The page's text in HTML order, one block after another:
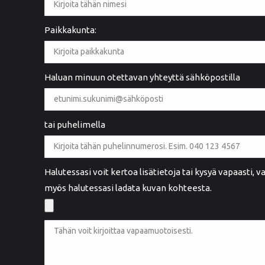
Paikkakunta:
Haluan minuun otettavan yhteyttä sähköpostilla
tai puhelimella
Halutessasi voit kertoa lisätietoja tai kysyä vapaasti,
myös halutessasi ladata kuvan kohteesta.
Ystävällinen palvelu. Hyvä työnlaatu
Maarit Henttula
Rauma